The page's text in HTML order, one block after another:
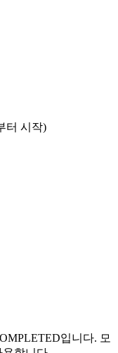
터 시작)
입니다. 모